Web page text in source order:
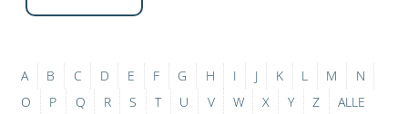
A B C D E F G H I J K L M
N
O
P Q R S T U V W X Y Z ALLE